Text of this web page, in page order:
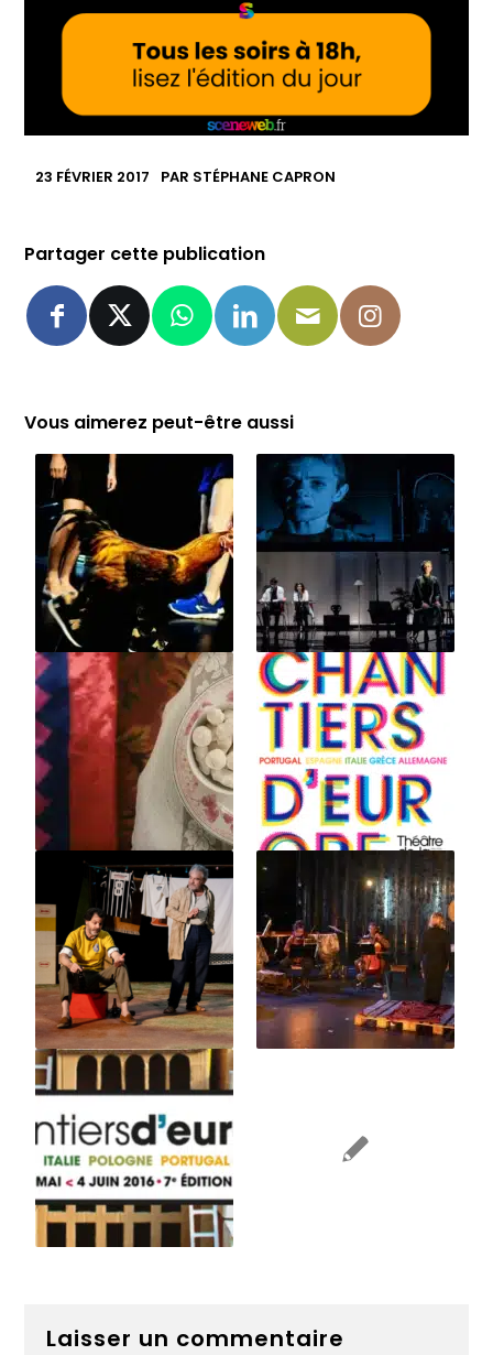
23 FÉVRIER 2017 PAR STÉPHANE CAPRON
Partager cette publication
Vous aimerez peut-être aussi
Laisser un commentaire